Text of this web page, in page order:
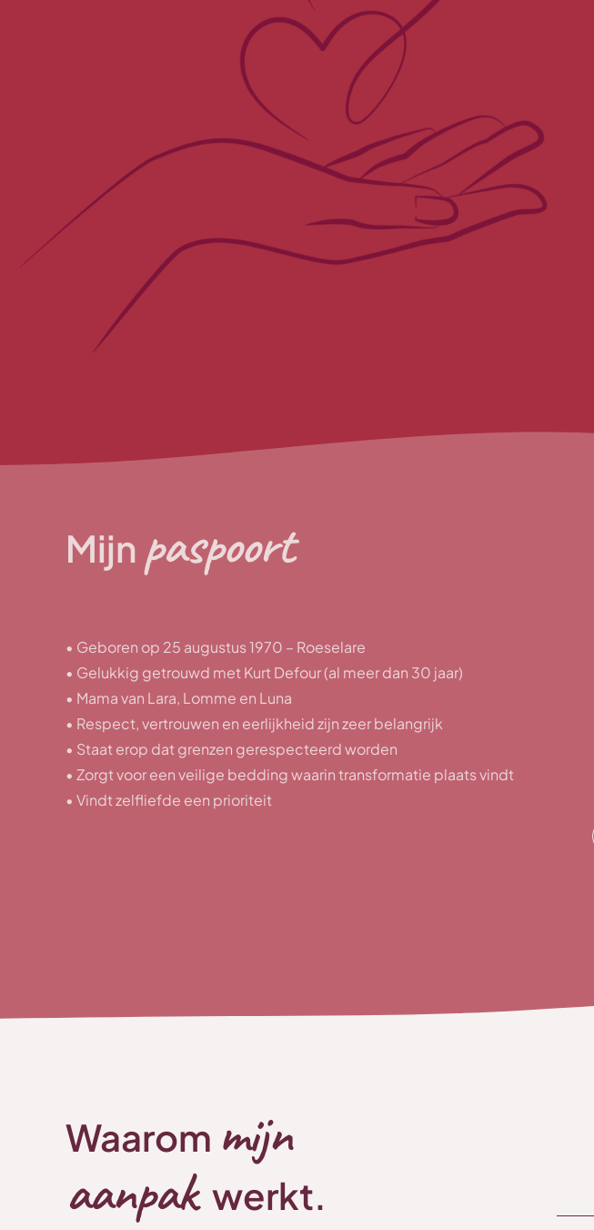
Mijn paspoort
• Geboren op 25 augustus 1970 – Roeselare
• Gelukkig getrouwd met Kurt Defour (al meer dan 30 jaar)
• Mama van Lara, Lomme en Luna
• Respect, vertrouwen en eerlijkheid zijn zeer belangrijk
• Staat erop dat grenzen gerespecteerd worden
• Zorgt voor een veilige bedding waarin transformatie plaats vindt
• Vindt zelfliefde een prioriteit
Waarom mijn
aanpak werkt.